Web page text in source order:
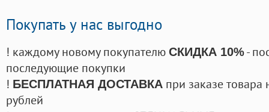
Покупать у нас выгодно
! каждому новому покупателю СКИДКА 10%-
последующие покупки
! БЕСПЛАТНАЯ ДОСТАВКА при заказе
рублей